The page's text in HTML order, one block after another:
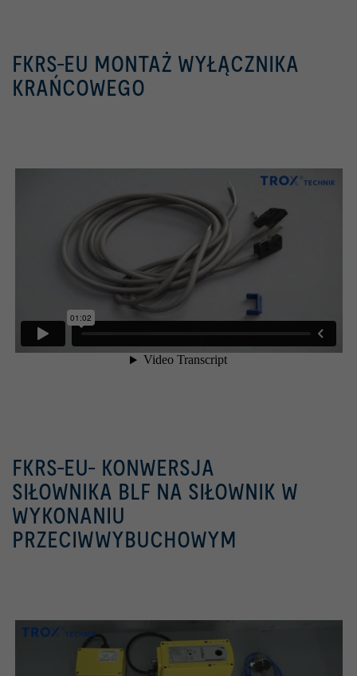
FKRS-EU MONTAŻ WYŁĄCZNIKA
KRAŃCOWEGO
FKRS-EU- KONWERSJA
SIŁOWNIKA BLF NA SIŁOWNIK W
WYKONANIU
PRZECIWWYBUCHOWYM